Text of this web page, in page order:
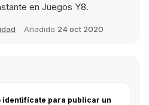
en Juegos Y8.
Añadido 24 oct 2020
identifícate para publicar un